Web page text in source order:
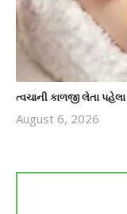
ત્વચાની કાળજી લેતા
August 6, 2026